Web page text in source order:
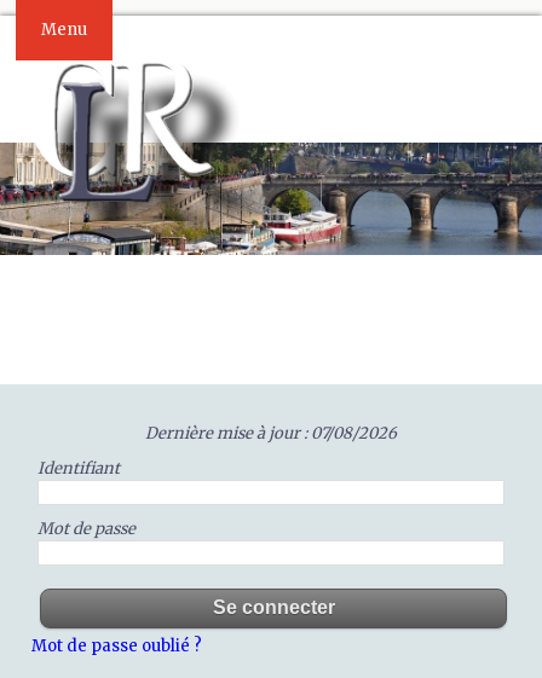
Menu
Dernière mise à jour : 07/08/2026
Identifiant
Mot de passe
Mot de passe oublié ?